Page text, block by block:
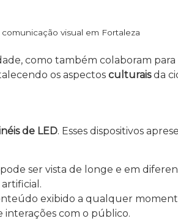
visual em Fortaleza
como também colaboram para
os aspectos culturaisda
de LED. Esses dispositivos
ser vista de longe e em
exibido a qualquer
interações com o público.